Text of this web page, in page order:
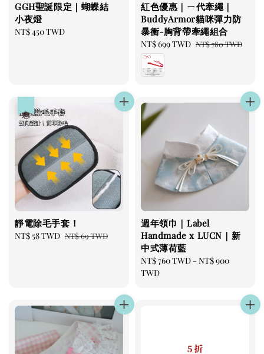
GGH聖誕限定｜蝴蝶結
小夜燈
Regular
NT$ 450 TWD
紅色優惠｜ㄧ代牽繩｜
BuddyArmor貓咪彈力防
暴衝-胸背帶牽繩組合
Sale
price
NT$ 699 TWD Regular
NT$ 780 TWD
靜電除毛手套！
Sale
NT$ 58 TWD Regular
NT$ 69 TWD
週年領巾｜Label
Handmade x LUCN｜新
中式薄荷藍
Regular
price
NT$ 760 TWD - NT$ 900
TWD